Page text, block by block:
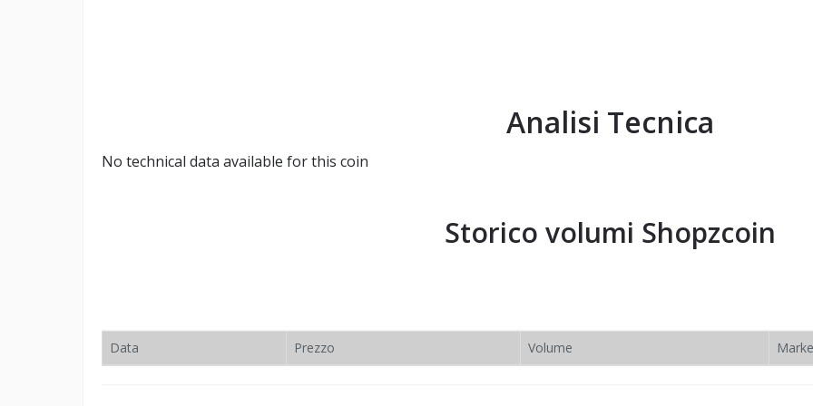
Analisi Tecnica
No technical data available for this coin
Storico volumi Shopzcoin
Data Prezzo Volume